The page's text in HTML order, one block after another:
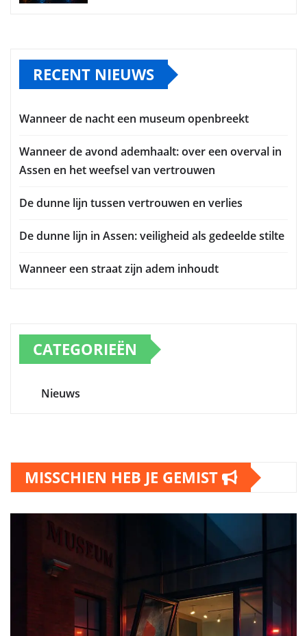
RECENT NIEUWS
Wanneer de nacht een museum openbreekt
Wanneer de avond ademhaalt: over een overval in
Assen en het weefsel van vertrouwen
De dunne lijn tussen vertrouwen en verlies
De dunne lijn in Assen: veiligheid als gedeelde stilte
Wanneer een straat zijn adem inhoudt
CATEGORIEËN
Nieuws
MISSCHIEN HEB JE GEMIST